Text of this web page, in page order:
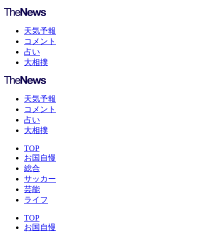
天気予報
コメント
占い
大相撲
天気予報
コメント
占い
大相撲
TOP
お国自慢
総合
サッカー
芸能
ライフ
TOP
お国自慢